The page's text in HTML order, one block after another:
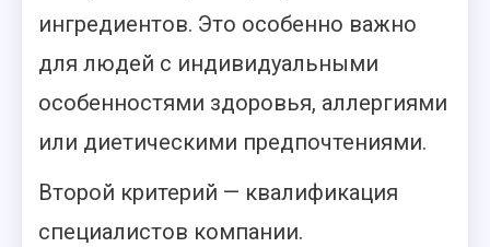
ингредиентов. Это особенно важно
для людей с индивидуальными
особенностями здоровья, аллергиями
или диетическими предпочтениями.
Второй критерий — квалификация
специалистов компании.